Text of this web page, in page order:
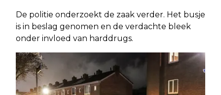
De politie onderzoekt de zaak verder. Het busje
is in beslag genomen en de verdachte bleek
onder invloed van harddrugs.